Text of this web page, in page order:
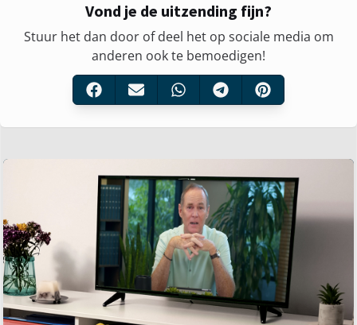
Vond je de uitzending fijn?
Stuur het dan door of deel het op sociale media om
anderen ook te bemoedigen!